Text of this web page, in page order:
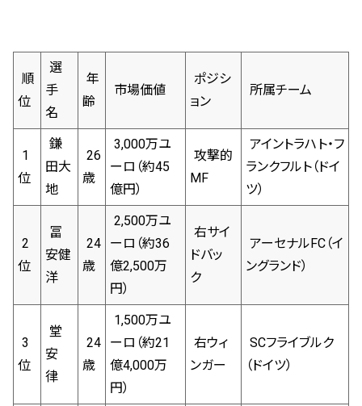
順
位
選
手
名
年
齢
市場価値
ポジシ
ョン
所属チーム
1
位
鎌
田大
地
26
歳
3,000万ユ
ーロ（約45
億円）
攻撃的
MF
アイントラハト・フ
ランクフルト（ドイ
ツ）
2
位
冨
安健
洋
24
歳
2,500万ユ
ーロ（約36
億2,500万
円）
右サイ
ドバッ
ク
アーセナルFC（イ
ングランド）
3
位
堂
安
律
24
歳
1,500万ユ
ーロ（約21
億4,000万
円）
右ウィ
ンガー
SCフライブルク
（ドイツ）